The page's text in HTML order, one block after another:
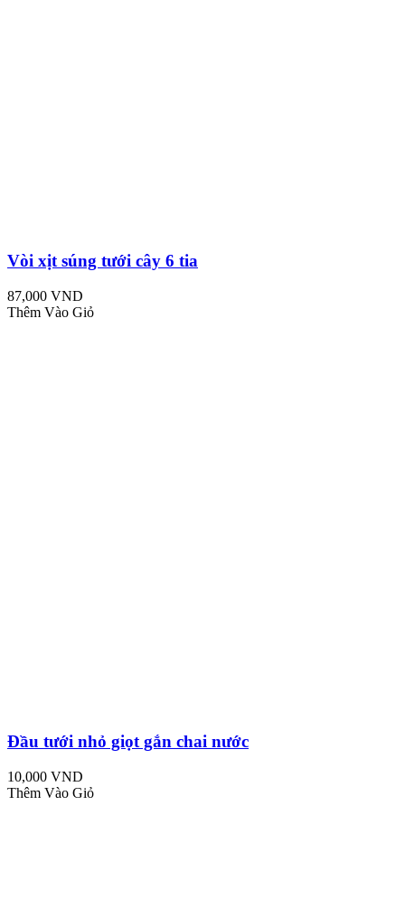
Vòi xịt súng tưới cây 6 tia
87,000 VND
Thêm Vào Giỏ
Đầu tưới nhỏ giọt gắn chai nước
10,000 VND
Thêm Vào Giỏ